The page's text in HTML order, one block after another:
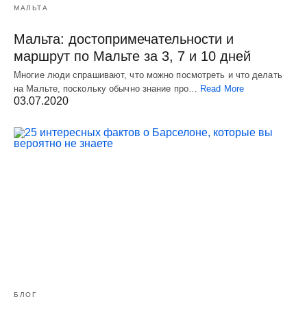
МАЛЬТА
Мальта: достопримечательности и
маршрут по Мальте за 3, 7 и 10 дней
Многие люди спрашивают, что можно посмотреть и что делать
на Мальте, поскольку обычно знание про…
Read More
03.07.2020
БЛОГ